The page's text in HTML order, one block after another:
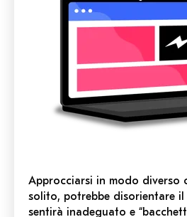
Approcciarsi in modo diverso
solito, potrebbe disorientare il
sentirà inadeguato e